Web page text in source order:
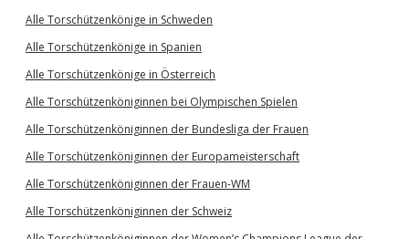
Alle Torschützenkönige in Schweden
Alle Torschützenkönige in Spanien
Alle Torschützenkönige in Österreich
Alle Torschützenköniginnen bei Olympischen Spielen
Alle Torschützenköniginnen der Bundesliga der Frauen
Alle Torschützenköniginnen der Europameisterschaft
Alle Torschützenköniginnen der Frauen-WM
Alle Torschützenköniginnen der Schweiz